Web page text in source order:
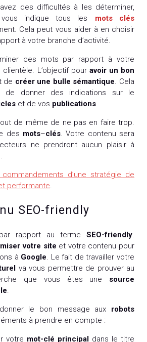
des difficultés à les déterminer,
vous indique tous les
mots clés
Cela peut vous aider à en choisir
à votre branche d’activité.
ces mots par rapport à votre
clientèle. L’objectif pour avoir un bon
de créer une bulle sémantique . Cela
de donner des indications sur le
et de vos publications
de même de ne pas en faire trop.
des mots–clés. Votre contenu sera
ne prendront aucun plaisir à
d’une stratégie de
performante
SEO-friendly
rapport au terme SEO-friendly
votre site et votre contenu pour
à Google . Le fait de travailler votre
va vous permettre de prouver au
que vous êtes une source
le bon message aux robots
à prendre en compte :
votre mot-clé principal dans le titre